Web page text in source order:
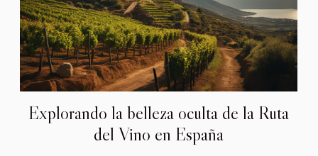
Explorando la belleza oculta de la Ruta
del Vino en España